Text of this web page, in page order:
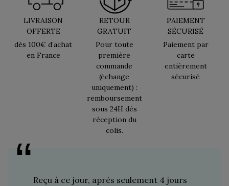
LIVRAISON
OFFERTE
dès 100€ d’achat
en France
RETOUR
GRATUIT
Pour toute
première
commande
(échange
uniquement) :
remboursement
sous 24H dès
réception du
colis.
PAIEMENT
SÉCURISÉ
Paiement par
carte
entièrement
sécurisé
Reçu à ce jour, après seulement 4 jours